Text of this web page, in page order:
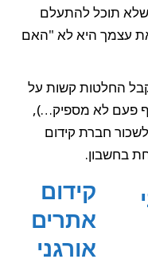
שלא תוכל להתעלם
עצמך היא לא "האם
החלטות קשות על
פעם לא מספיק…),
חברת קידום
בחשבון.
קידום
אתרים
אורגני